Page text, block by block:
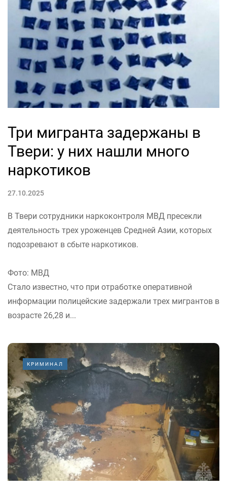
Три мигранта задержаны в
Твери: у них нашли много
наркотиков
27.10.2025
В Твери сотрудники наркоконтроля МВД пресекли
деятельность трех уроженцев Средней Азии, которых
подозревают в сбыте наркотиков.
Фото: МВД
Стало известно, что при отработке оперативной
информации полицейские задержали трех мигрантов в
возрасте 26,28 и...
КРИМИНАЛ